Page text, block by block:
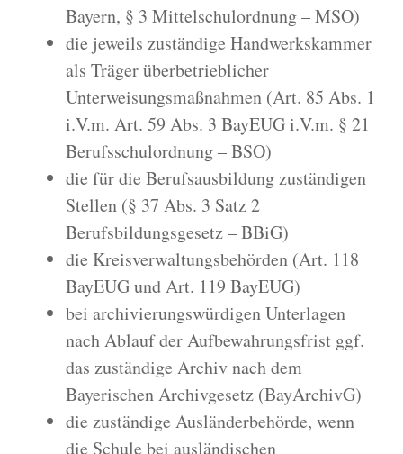
Bayern, § 3 Mittelschulordnung – MSO)
die jeweils zuständige Handwerkskammer
als Träger überbetrieblicher
Unterweisungsmaßnahmen (Art. 85 Abs. 1
i.V.m. Art. 59 Abs. 3 BayEUG i.V.m. § 21
Berufsschulordnung – BSO)
die für die Berufsausbildung zuständigen
Stellen (§ 37 Abs. 3 Satz 2
Berufsbildungsgesetz – BBiG)
die Kreisverwaltungsbehörden (Art. 118
BayEUG und Art. 119 BayEUG)
bei archivierungswürdigen Unterlagen
nach Ablauf der Aufbewahrungsfrist ggf.
das zuständige Archiv nach dem
Bayerischen Archivgesetz (BayArchivG)
die zuständige Ausländerbehörde, wenn
die Schule bei ausländischen